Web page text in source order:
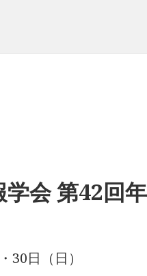
会 第42回
30日（日）